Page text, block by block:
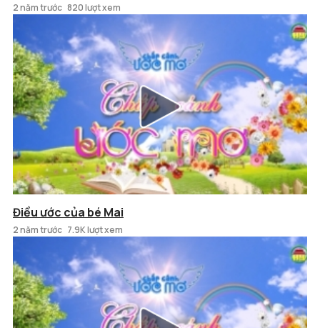
2 năm trước 820 lượt xem
Điều ước của bé Mai
2 năm trước 7.9K lượt xem